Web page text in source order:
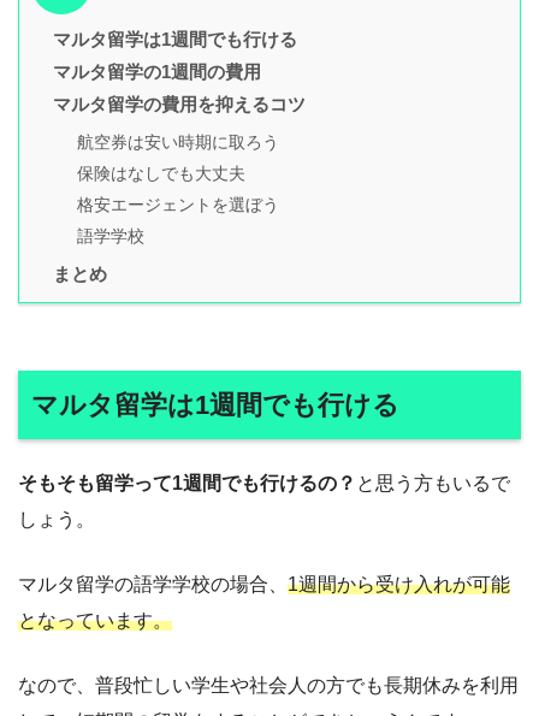
マルタ留学は1週間でも行ける
マルタ留学の1週間の費用
マルタ留学の費用を抑えるコツ
航空券は安い時期に取ろう
保険はなしでも大丈夫
格安エージェントを選ぼう
語学学校
まとめ
マルタ留学は1週間でも行ける
そもそも留学って1週間でも行けるの？ と思う方もいるで
しょう。
マルタ留学の語学学校の場合、 1週間から受け入れが可能
となっています。
なので、普段忙しい学生や社会人の方でも長期休みを利用